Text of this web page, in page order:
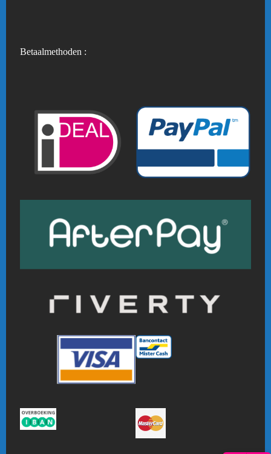
Betaalmethoden :